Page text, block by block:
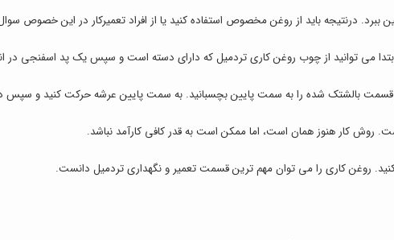
ببرد. درنتیجه باید از روغن مخصوص استفاده کنید یا از افراد تعمیرکار در این خصوص
می توانید از چوب روغن کاری تردمیل که دارای دسته است و سپس یک پد اسفنجی در
و قسمت بالشتک شده را به سمت پایین بچسبانید. به سمت پایین عرشه حرکت کنید و سپس
روش کار هنوز همان است، اما ممکن است به قدر کافی کارآمد نباشد.
روغن کاری را می توان مهم ترین قسمت تعمیر و نگهداری تردمیل دانست.